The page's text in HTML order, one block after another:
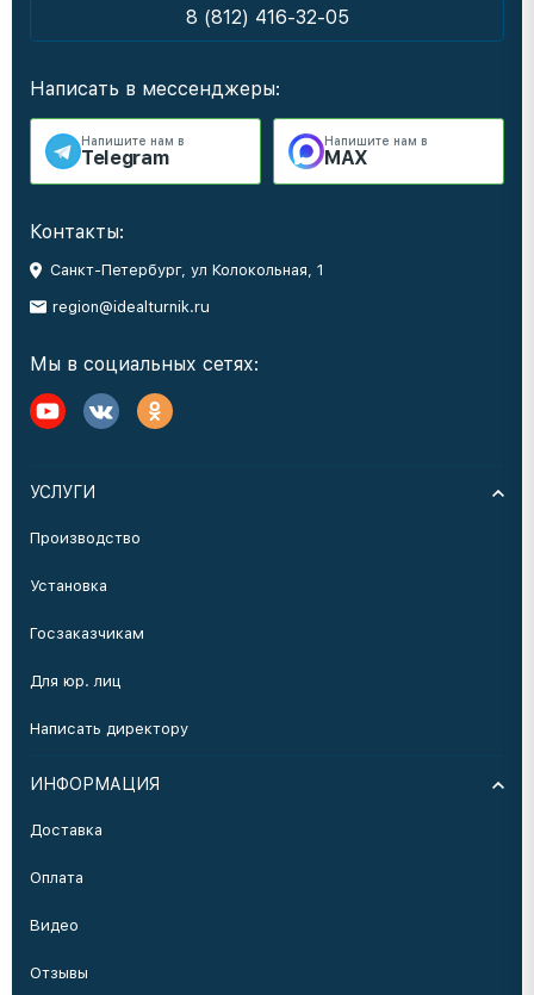
8 (812) 416-32-05
Написать в мессенджеры:
Напишите нам в
Telegram
Напишите нам в
MAX
Контакты:
Санкт-Петербург, ул Колокольная, 1
region@idealturnik.ru
Мы в социальных сетях:
УСЛУГИ
Производство
Установка
Госзаказчикам
Для юр. лиц
Написать директору
ИНФОРМАЦИЯ
Доставка
Оплата
Видео
Отзывы